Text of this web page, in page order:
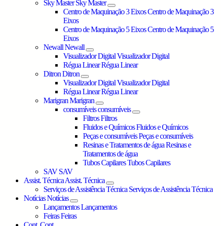
Sky Master Sky Master
Centro de Maquinação 3 EixosCentro de Maquinação 3
Eixos
Centro de Maquinação 5 EixosCentro de Maquinação 5
Eixos
NewallNewall
Visualizador DigitalVisualizador Digital
Régua LinearRégua Linear
DitronDitron
Visualizador DigitalVisualizador Digital
Régua LinearRégua Linear
MarigranMarigran
consumíveisconsumíveis
FiltrosFiltros
Fluidos e QuímicosFluidos e Químicos
Peças e consumíveisPeças e consumíveis
Resinas e Tratamentos de águaResinas e
Tratamentos de água
Tubos CapilaresTubos Capilares
SAV SAV
Assist. TécnicaAssist. Técnica
Serviços de Assistência Técnica Serviços de Assistência Técnica
NotíciasNotícias
LançamentosLançamentos
FeirasFeiras